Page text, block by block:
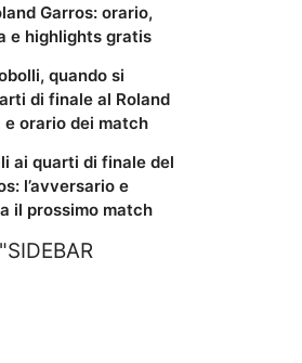
Garros: orario,
e highlights gratis
quando si
di finale al Roland
e orario dei match
ai quarti di finale del
l’avversario e
il prossimo match